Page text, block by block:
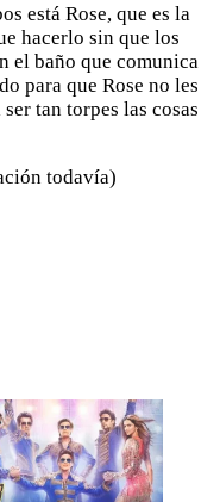
está Rose, que es la
hacerlo sin que los
el baño que comunica
para que Rose no les
tan torpes las cosas
todavía)